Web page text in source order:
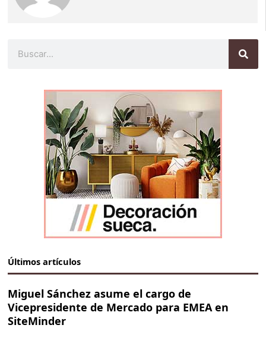
Últimos artículos
Miguel Sánchez asume el cargo de
Vicepresidente de Mercado para EMEA en
SiteMinder